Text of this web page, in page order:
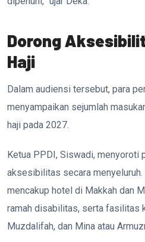
Dorong
Haji
Dalam audiensi tersebut, para
menyampaikan sejumlah
haji pada 2027.
Ketua PPDI, Siswadi, menyoroti
aksesibilitas secara
mencakup hotel di Makkah dan
ramah disabilitas, serta fasilitas
Muzdalifah, dan Mina atau